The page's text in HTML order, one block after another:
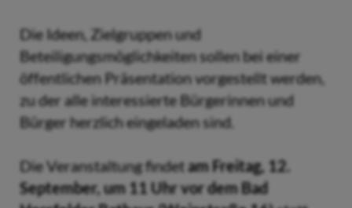
Die Ideen, Zielgruppen und
Beteiligungsmöglichkeiten sollen bei einer
öffentlichen Präsentation vorgestellt werden,
zu der alle interessierte Bürgerinnen und
Bürger herzlich eingeladen sind.
Die Veranstaltung findetam Freitag, 12.
September, um 11 Uhr vor dem Bad